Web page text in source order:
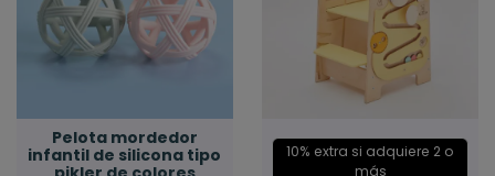
Pelota mordedor
infantil de silicona tipo
10% extra si adquiere 2 o
más